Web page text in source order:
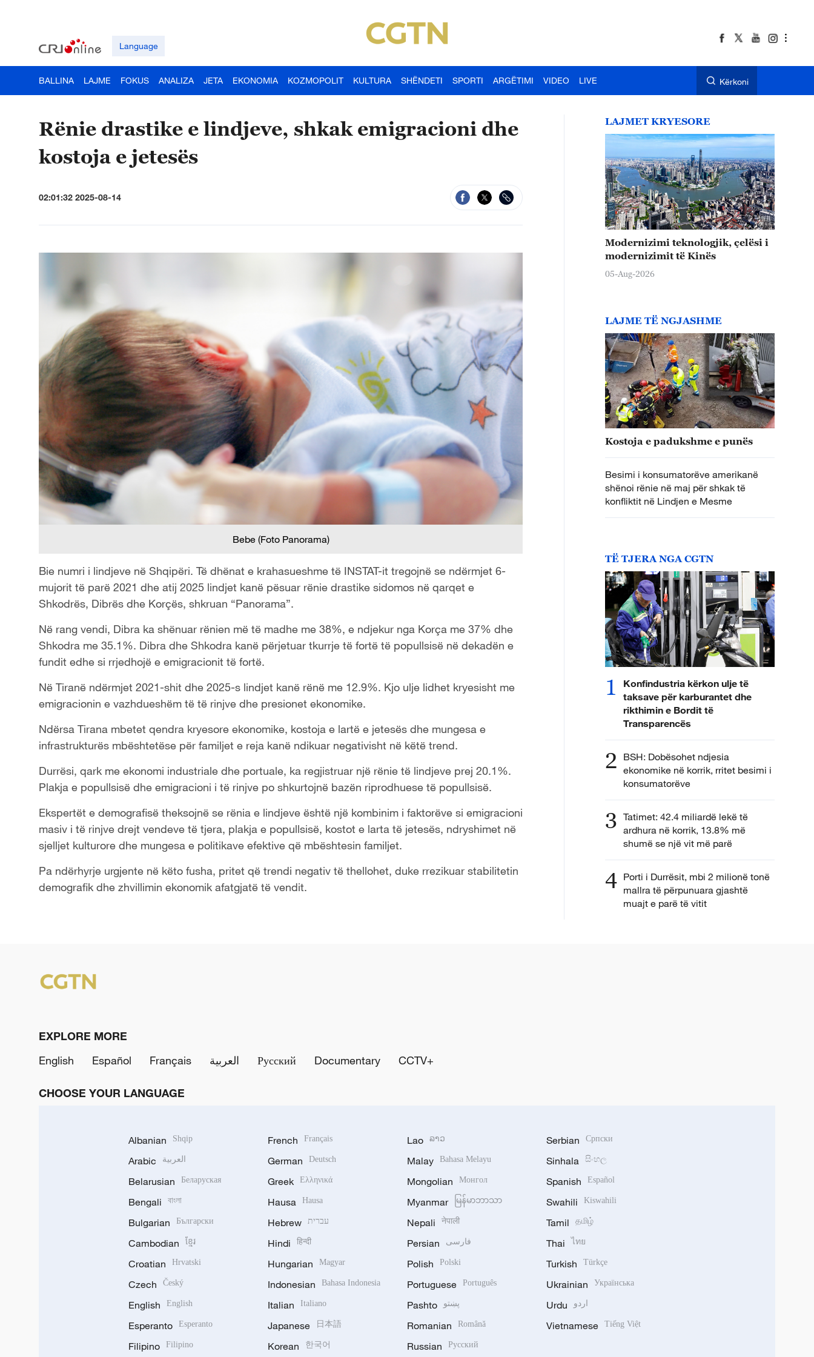
Language
BALLINA LAJME FOKUS ANALIZA JETA EKONOMIA KOZMOPOLIT KULTURA SHËNDETI SPORTI ARGËTIMI VIDEO LIVE Kërkoni
Rënie drastike e lindjeve, shkak emigracioni dhe
kostoja e jetesës
02:01:32 2025-08-14
Bebe (Foto Panorama)
Bie numri i lindjeve në Shqipëri. Të dhënat e krahasueshme të INSTAT-it tregojnë se ndërmjet 6-
mujorit të parë 2021 dhe atij 2025 lindjet kanë pësuar rënie drastike sidomos në qarqet e
Shkodrës, Dibrës dhe Korçës, shkruan “Panorama”.
Në rang vendi, Dibra ka shënuar rënien më të madhe me 38%, e ndjekur nga Korça me 37% dhe
Shkodra me 35.1%. Dibra dhe Shkodra kanë përjetuar tkurrje të fortë të popullsisë në dekadën e
fundit edhe si rrjedhojë e emigracionit të fortë.
Në Tiranë ndërmjet 2021-shit dhe 2025-s lindjet kanë rënë me 12.9%. Kjo ulje lidhet kryesisht me
emigracionin e vazhdueshëm të të rinjve dhe presionet ekonomike.
Ndërsa Tirana mbetet qendra kryesore ekonomike, kostoja e lartë e jetesës dhe mungesa e
infrastrukturës mbështetëse për familjet e reja kanë ndikuar negativisht në këtë trend.
Durrësi, qark me ekonomi industriale dhe portuale, ka regjistruar një rënie të lindjeve prej 20.1%.
Plakja e popullsisë dhe emigracioni i të rinjve po shkurtojnë bazën riprodhuese të popullsisë.
Ekspertët e demografisë theksojnë se rënia e lindjeve është një kombinim i faktorëve si emigracioni
masiv i të rinjve drejt vendeve të tjera, plakja e popullsisë, kostot e larta të jetesës, ndryshimet në
sjelljet kulturore dhe mungesa e politikave efektive që mbështesin familjet.
Pa ndërhyrje urgjente në këto fusha, pritet që trendi negativ të thellohet, duke rrezikuar stabilitetin
demografik dhe zhvillimin ekonomik afatgjatë të vendit.
LAJMET KRYESORE
Modernizimi teknologjik, çelësi i
modernizimit të Kinës
05-Aug-2026
LAJME TË NGJASHME
Kostoja e padukshme e punës
Besimi i konsumatorëve amerikanë
shënoi rënie në maj për shkak të
konfliktit në Lindjen e Mesme
TË TJERA NGA CGTN
1
Konfindustria kërkon ulje të
taksave për karburantet dhe
rikthimin e Bordit të
Transparencës
2 BSH: Dobësohet ndjesia
ekonomike në korrik, rritet besimi i
konsumatorëve
3 Tatimet: 42.4 miliardë lekë të
ardhura në korrik, 13.8% më
shumë se një vit më parë
4 Porti i Durrësit, mbi 2 milionë tonë
mallra të përpunuara gjashtë
muajt e parë të vitit
EXPLORE MORE
English
Español Français العربية Русский Documentary CCTV+
CHOOSE YOUR LANGUAGE
Albanian Shqip
Arabic العربية
Belarusian Беларуская
Bengali বাংলা
Bulgarian Български
Cambodian ខ្មែរ
Croatian Hrvatski
Czech Český
English English
Esperanto Esperanto
Filipino Filipino
French Français
German Deutsch
Greek Ελληνικά
Hausa Hausa
Hebrew עברית
Hindi हिन्दी
Hungarian Magyar
Indonesian Bahasa Indonesia
Italian Italiano
Japanese 日本語
Korean 한국어
Lao ລາວ
Malay Bahasa Melayu
Mongolian Монгол
Myanmar မြန်မာဘာသာ
Nepali नेपाली
Persian فارسی
Polish Polski
Portuguese Português
Pashto پښتو
Romanian Română
Russian Русский
Serbian Српски
Sinhala සිංහල
Spanish Español
Swahili Kiswahili
Tamil தமிழ்
Thai ไทย
Turkish Türkçe
Ukrainian Українська
Urdu اردو
Vietnamese Tiếng Việt